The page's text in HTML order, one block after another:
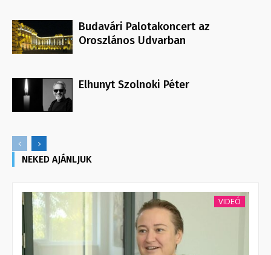
Budavári Palotakoncert az
Oroszlános Udvarban
Elhunyt Szolnoki Péter
NEKED AJÁNLJUK
VIDEÓ